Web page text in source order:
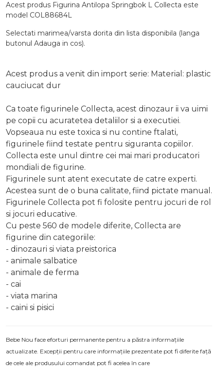
Acest produs Figurina Antilopa Springbok L Collecta este
model COL88684L
Selectati marimea/varsta dorita din lista disponibila (langa
butonul Adauga in cos).
Acest produs a venit din import serie: Material: plastic
cauciucat dur
Ca toate figurinele Collecta, acest dinozaur ii va uimi
pe copii cu acuratetea detaliilor si a executiei.
Vopseaua nu este toxica si nu contine ftalati,
figurinele fiind testate pentru siguranta copiilor.
Collecta este unul dintre cei mai mari producatori
mondiali de figurine.
Figurinele sunt atent executate de catre experti.
Acestea sunt de o buna calitate, fiind pictate manual.
Figurinele Collecta pot fi folosite pentru jocuri de rol
si jocuri educative.
Cu peste 560 de modele diferite, Collecta are
figurine din categoriile:
- dinozauri si viata preistorica
- animale salbatice
- animale de ferma
- cai
- viata marina
- caini si pisici
Bebe Nou face eforturi permanente pentru a păstra informațiile
actualizate. Excepții pentru care informațiile prezentate pot fi diferite față
de cele ale produsului comandat pot fi acelea în care